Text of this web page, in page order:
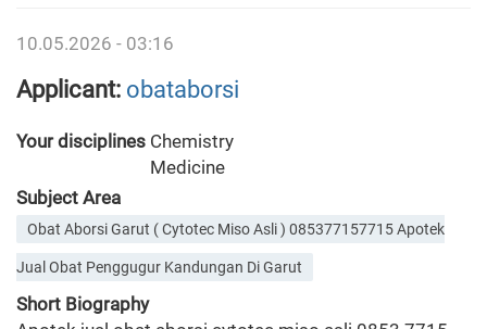
10.05.2026 - 03:16
Applicant: obataborsi
Your disciplines Chemistry
Medicine
Subject Area
Obat Aborsi Garut ( Cytotec Miso Asli ) 085377157715 Apotek
Jual Obat Penggugur Kandungan Di Garut
Short Biography